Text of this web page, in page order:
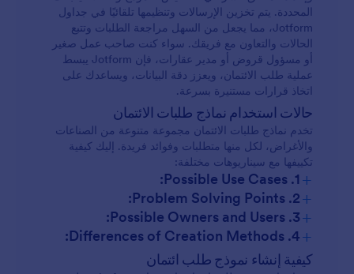
المحددة. يتم تخزين الإرسالات وتنظيمها تلقائيًا في جداول
Jotform، مما يجعل من السهل مراجعة الطلبات وتتبع
الحالات والتعاون مع فريقك. سواء كنت صاحب عمل صغير
أو مسؤول قروض أو مدير عقارات، فإن Jotform يبسط
عملية طلب الائتمان، ويعزز دقة البيانات، ويساعدك على
اتخاذ قرارات مستنيرة بسرعة.
حالات استخدام نماذج طلبات الائتمان
تخدم نماذج طلبات الائتمان مجموعة متنوعة من الصناعات
والأغراض، لكل منها متطلبات وفوائد فريدة. إليك كيفية
تكييفها مع سيناريوهات مختلفة:
+
1. Possible Use Cases:
طلبات القروض الشخصية:
طلبات الائتمان التجاري:
+
2. Problem Solving Points:
+
3. Possible Owners and Users:
+
4. Differences of Creation Methods:
النماذج الشخصية مقابل نماذج الأعمال:
كيفية إنشاء نموذج طلب ائتمان